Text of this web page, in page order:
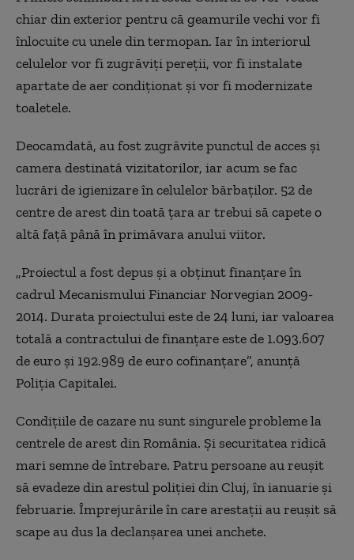
chiar din exterior pentru că geamurile vechi vor fi
înlocuite cu unele din termopan. Iar în interiorul
celulelor vor fi zugrăviţi pereţii, vor fi instalate
apartate de aer condiţionat şi vor fi modernizate
toaletele.
Deocamdată, au fost zugrăvite punctul de acces şi
camera destinată vizitatorilor, iar acum se fac
lucrări de igienizare în celulelor bărbaţilor. 52 de
centre de arest din toată ţara ar trebui să capete o
altă faţă până în primăvara anului viitor.
„Proiectul a fost depus şi a obţinut finanţare în
cadrul Mecanismului Financiar Norvegian 2009-
2014. Durata proiectului este de 24 luni, iar valoarea
totală a contractului de finanţare este de 1.093.607
de euro şi 192.989 de euro cofinanţare”, anunță
Poliţia Capitalei.
Condiţiile de cazare nu sunt singurele probleme la
centrele de arest din România. Şi securitatea ridică
mari semne de întrebare. Patru persoane au reuşit
să evadeze din arestul poliţiei din Cluj, în ianuarie şi
februarie. Împrejurările în care arestaţii au reuşit să
scape au dus la declanşarea unei anchete.